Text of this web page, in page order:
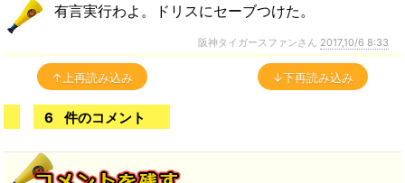
有言実行わよ。ドリスにセーブつけた。
阪神タイガースファンさん 2017,10/6 8:33
↑上再読み込み ↓下再読み込み
6 件のコメント